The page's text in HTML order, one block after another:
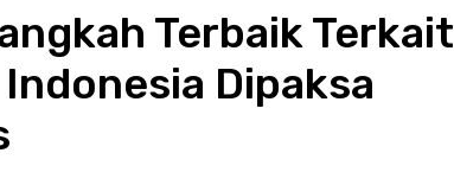
Terbaik Terkait
Dipaksa